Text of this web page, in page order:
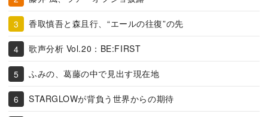
香取慎吾と森且行、“エールの往復”の先
歌声分析 Vol.20：BE:FIRST
ふみの、葛藤の中で見出す現在地
STARGLOWが背負う世界からの期待